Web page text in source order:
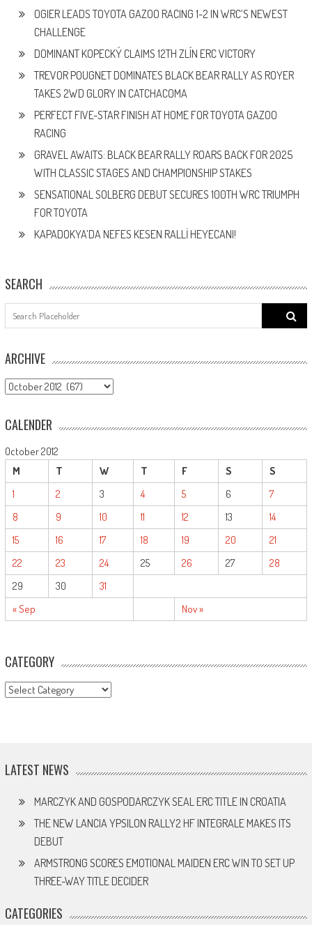
OGIER LEADS TOYOTA GAZOO RACING 1-2 IN WRC’S NEWEST
CHALLENGE
DOMINANT KOPECKÝ CLAIMS 12TH ZLÍN ERC VICTORY
TREVOR POUGNET DOMINATES BLACK BEAR RALLY AS ROYER
TAKES 2WD GLORY IN CATCHACOMA
PERFECT FIVE-STAR FINISH AT HOME FOR TOYOTA GAZOO
RACING
GRAVEL AWAITS: BLACK BEAR RALLY ROARS BACK FOR 2025
WITH CLASSIC STAGES AND CHAMPIONSHIP STAKES
SENSATIONAL SOLBERG DEBUT SECURES 100TH WRC TRIUMPH
FOR TOYOTA
KAPADOKYA’DA NEFES KESEN RALLİ HEYECANI!
SEARCH
Search
for:
ARCHIVE
ARCHIVE
CALENDER
October 2012
M
T W T F S S
« Sep Nov »
1 2 3 4 5 6
7
8
9 10 11 12 13
14
15
16 17 18 19 20
21
22
23 24 25 26 27
28
29
30 31
CATEGORY
CATEGORY
LATEST NEWS
MARCZYK AND GOSPODARCZYK SEAL ERC TITLE IN CROATIA
THE NEW LANCIA YPSILON RALLY2 HF INTEGRALE MAKES ITS
DEBUT
ARMSTRONG SCORES EMOTIONAL MAIDEN ERC WIN TO SET UP
THREE-WAY TITLE DECIDER
CATEGORIES